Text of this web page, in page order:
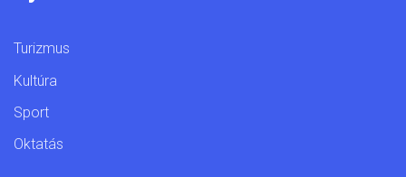
Turizmus
Kultúra
Sport
Oktatás